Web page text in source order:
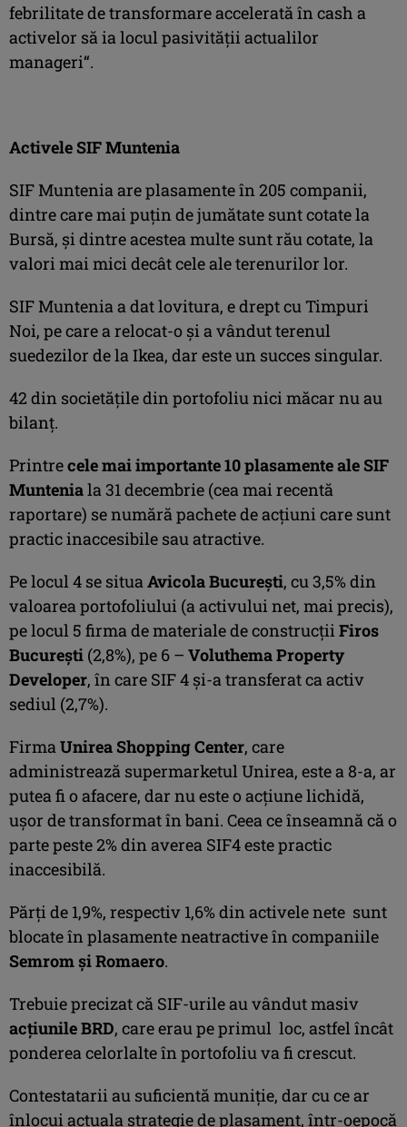
febrilitate de transformare accelerată în cash a
activelor să ia locul pasivităţii actualilor
manageri“.
Activele SIF Muntenia
SIF Muntenia are plasamente în 205 companii,
dintre care mai puţin de jumătate sunt cotate la
Bursă, şi dintre acestea multe sunt rău cotate, la
valori mai mici decât cele ale terenurilor lor.
SIF Muntenia a dat lovitura, e drept cu Timpuri
Noi, pe care a relocat-o şi a vândut terenul
suedezilor de la Ikea, dar este un succes singular.
42 din societăţile din portofoliu nici măcar nu au
bilanţ.
Printrecele mai importante 10 plasamente ale SIF
Munteniala 31 decembrie (cea mai recentă
raportare) se numără pachete de acţiuni care sunt
practic inaccesibile sau atractive.
Pe locul 4 se situaAvicola Bucureşti, cu 3,5% din
valoarea portofoliului (a activului net, mai precis),
pe locul 5 firma de materiale de construcţiiFiros
Bucureşti (2,8%), pe 6 – Voluthema Property
Developer, în care SIF 4 şi-a transferat ca activ
sediul (2,7%).
FirmaUnirea Shopping Center, care
administrează supermarketul Unirea, este a 8-a, ar
putea fi o afacere, dar nu este o acţiune lichidă,
uşor de transformat în bani. Ceea ce înseamnă că o
parte peste 2% din averea SIF4 este practic
inaccesibilă.
Părţi de 1,9%, respectiv 1,6% din activele nete sunt
blocate în plasamente neatractive în companiile
Semrom şi Romaero.
Trebuie precizat că SIF-urile au vândut masiv
acţiunile BRD, care erau pe primul loc, astfel încât
ponderea celorlalte în portofoliu va fi crescut.
Contestatarii au suficientă muniţie, dar cu ce ar
înlocui actuala strategie de plasament, într-oepocă